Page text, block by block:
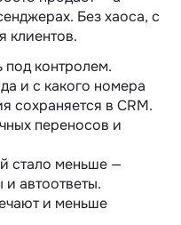
Без хаоса, с
клиентов.
контролем.
и с какого номера
сохраняется в CRM.
переносов и
стало меньше —
автоответы.
и меньше